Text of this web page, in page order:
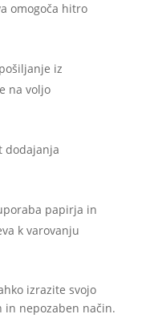
omogoča hitro
iz
na voljo
dodajanja
papirja in
k varovanju
izrazite svojo
in nepozaben način.